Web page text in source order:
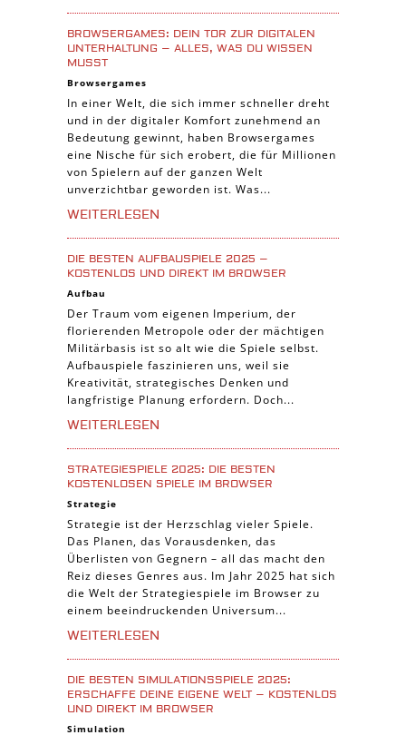
Casual Spiele
Abenteuer Spiele
Online Spiele
3-Gewinnt Spiele
Trading Card Spiele
Manager Spiele
BROWSERGAMES: DEIN TOR ZUR DIGITALEN
UNTERHALTUNG – ALLES, WAS DU WISSEN
MUSST
Browsergames
In einer Welt, die sich immer schneller dreht
und in der digitaler Komfort zunehmend an
Bedeutung gewinnt, haben Browsergames
eine Nische für sich erobert, die für Millionen
von Spielern auf der ganzen Welt
unverzichtbar geworden ist. Was...
WEITERLESEN
DIE BESTEN AUFBAUSPIELE 2025 –
KOSTENLOS UND DIREKT IM BROWSER
Aufbau
Der Traum vom eigenen Imperium, der
florierenden Metropole oder der mächtigen
Militärbasis ist so alt wie die Spiele selbst.
Aufbauspiele faszinieren uns, weil sie
Kreativität, strategisches Denken und
langfristige Planung erfordern. Doch...
WEITERLESEN
STRATEGIESPIELE 2025: DIE BESTEN
KOSTENLOSEN SPIELE IM BROWSER
Strategie
Strategie ist der Herzschlag vieler Spiele.
Das Planen, das Vorausdenken, das
Überlisten von Gegnern – all das macht den
Reiz dieses Genres aus. Im Jahr 2025 hat sich
die Welt der Strategiespiele im Browser zu
einem beeindruckenden Universum...
WEITERLESEN
DIE BESTEN SIMULATIONSSPIELE 2025:
ERSCHAFFE DEINE EIGENE WELT – KOSTENLOS
UND DIREKT IM BROWSER
Simulation